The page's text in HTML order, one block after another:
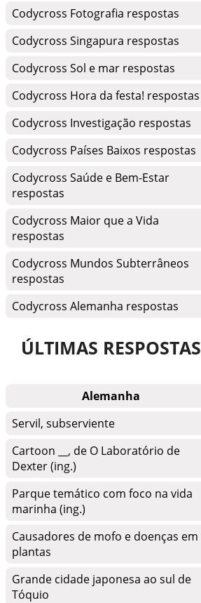
Codycross Fotografia respostas
Codycross Singapura respostas
Codycross Sol e mar respostas
Codycross Hora da festa! respostas
Codycross Investigação respostas
Codycross Países Baixos respostas
Codycross Saúde e Bem-Estar
respostas
Codycross Maior que a Vida
respostas
Codycross Mundos Subterrâneos
respostas
Codycross Alemanha respostas
ÚLTIMAS RESPOSTAS
Alemanha
Servil, subserviente
Cartoon __, de O Laboratório de
Dexter (ing.)
Parque temático com foco na vida
marinha (ing.)
Causadores de mofo e doenças em
plantas
Grande cidade japonesa ao sul de
Tóquio